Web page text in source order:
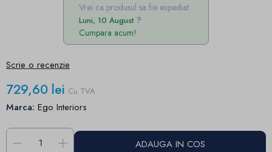
Vrei ca produsul sa fie expediat
Luni, 10 August
Cumpara acum!
Scrie o recenzie
729,60 lei Cu TVA
Marca: Ego Interiors
- + ADAUGA IN COS